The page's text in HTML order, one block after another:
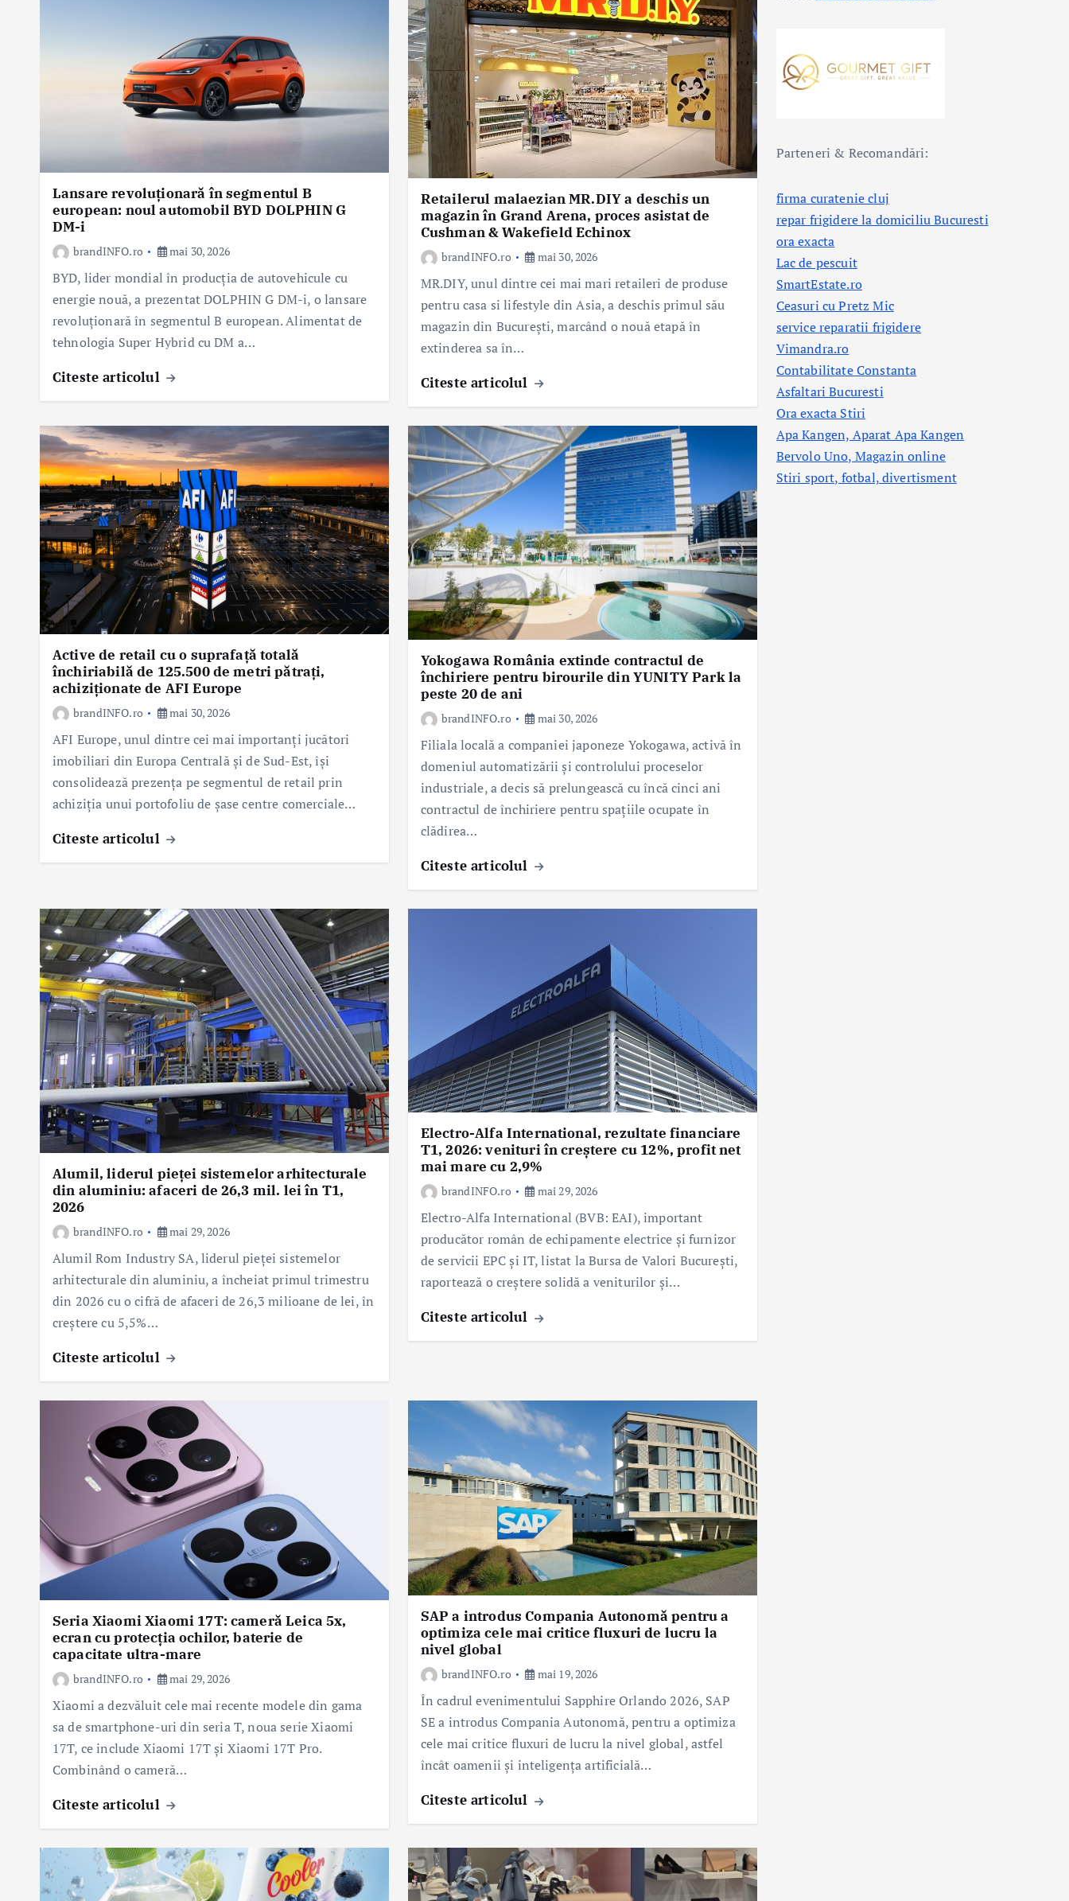
Lansare revoluționară în segmentul B
european: noul automobil BYD DOLPHIN G
DM-i
brandINFO.ro mai 30, 2026
BYD, lider mondial în producția de autovehicule cu
energie nouă, a prezentat DOLPHIN G DM-i, o lansare
revoluționară în segmentul B european. Alimentat de
tehnologia Super Hybrid cu DM a…
Citeste articolul
Retailerul malaezian MR.DIY a deschis un
magazin în Grand Arena, proces asistat de
Cushman & Wakefield Echinox
brandINFO.ro mai 30, 2026
MR.DIY, unul dintre cei mai mari retaileri de produse
pentru casa si lifestyle din Asia, a deschis primul său
magazin din București, marcând o nouă etapă în
extinderea sa în…
Citeste articolul
Active de retail cu o suprafață totală
închiriabilă de 125.500 de metri pătrați,
achiziționate de AFI Europe
brandINFO.ro mai 30, 2026
AFI Europe, unul dintre cei mai importanți jucători
imobiliari din Europa Centrală și de Sud-Est, își
consolidează prezența pe segmentul de retail prin
achiziția unui portofoliu de șase centre comerciale…
Citeste articolul
Yokogawa România extinde contractul de
închiriere pentru birourile din YUNITY Park la
peste 20 de ani
brandINFO.ro mai 30, 2026
Filiala locală a companiei japoneze Yokogawa, activă în
domeniul automatizării și controlului proceselor
industriale, a decis să prelungească cu încă cinci ani
contractul de închiriere pentru spațiile ocupate în
clădirea…
Citeste articolul
Alumil, liderul pieței sistemelor arhitecturale
din aluminiu: afaceri de 26,3 mil. lei în T1,
2026
brandINFO.ro mai 29, 2026
Alumil Rom Industry SA, liderul pieței sistemelor
arhitecturale din aluminiu, a încheiat primul trimestru
din 2026 cu o cifră de afaceri de 26,3 milioane de lei, în
creștere cu 5,5%…
Citeste articolul
Electro-Alfa International, rezultate financiare
T1, 2026: venituri în creștere cu 12%, profit net
mai mare cu 2,9%
brandINFO.ro mai 29, 2026
Electro-Alfa International (BVB: EAI), important
producător român de echipamente electrice și furnizor
de servicii EPC și IT, listat la Bursa de Valori București,
raportează o creștere solidă a veniturilor și…
Citeste articolul
Seria Xiaomi Xiaomi 17T: cameră Leica 5x,
ecran cu protecția ochilor, baterie de
capacitate ultra-mare
brandINFO.ro mai 29, 2026
Xiaomi a dezvăluit cele mai recente modele din gama
sa de smartphone-uri din seria T, noua serie Xiaomi
17T, ce include Xiaomi 17T și Xiaomi 17T Pro.
Combinând o cameră…
Citeste articolul
SAP a introdus Compania Autonomă pentru a
optimiza cele mai critice fluxuri de lucru la
nivel global
brandINFO.ro mai 19, 2026
În cadrul evenimentului Sapphire Orlando 2026, SAP
SE a introdus Compania Autonomă, pentru a optimiza
cele mai critice fluxuri de lucru la nivel global, astfel
încât oamenii și inteligența artificială…
Citeste articolul
Parteneri & Recomandări:
firma curatenie cluj
repar frigidere la domiciliu Bucuresti
ora exacta
Lac de pescuit
SmartEstate.ro
Ceasuri cu Pretz Mic
service reparatii frigidere
Vimandra.ro
Contabilitate Constanta
Asfaltari Bucuresti
Ora exacta Stiri
Apa Kangen, Aparat Apa Kangen
Bervolo Uno, Magazin online
Stiri sport, fotbal,divertisment